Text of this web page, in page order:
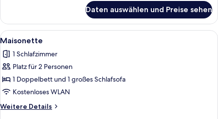
Doppelzimmer
zur
Einzelnutzung
Daten auswählen und Preise sehen
Alle
Fotos
für
Maisonette
anzeigen
Ein modernes Schlafzimmer mit Bett,
8
Maisonette
1 Schlafzimmer
Platz für 2 Personen
1 Doppelbett und 1 großes Schlafsofa
Kostenloses WLAN
Weitere Details
Weitere